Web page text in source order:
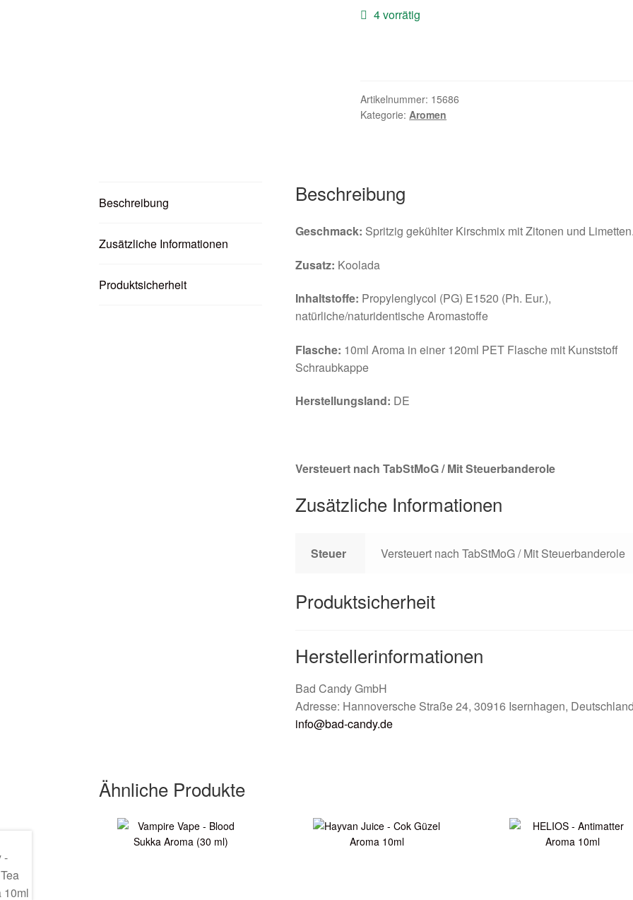
4 vorrätig
Artikelnummer: 15686
Kategorie:Aromen
Beschreibung
Zusätzliche Informationen
Produktsicherheit
Beschreibung
Geschmack: Spritzig gekühlter Kirschmix mit Zitonen und
Zusatz: Koolada
Inhaltstoffe: Propylenglycol (PG) E1520 (Ph. Eur.),
natürliche/naturidentische Aromastoffe
Flasche: 10ml Aroma in einer 120ml PET Flasche mit Kunststoff
Schraubkappe
Herstellungsland: DE
Versteuert nach TabStMoG / Mit Steuerbanderole
Zusätzliche Informationen
Steuer Versteuert nach TabStMoG / Mit Steuerbanderole
Produktsicherheit
Herstellerinformationen
Bad Candy GmbH
Adresse: Hannoversche Straße 24, 30916 Isernhagen,
info@bad-candy.de
Ähnliche Produkte